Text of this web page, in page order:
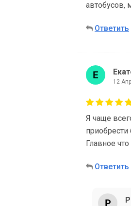
автобусов,
Ответить
12
Я чаще
Главное
Ответить